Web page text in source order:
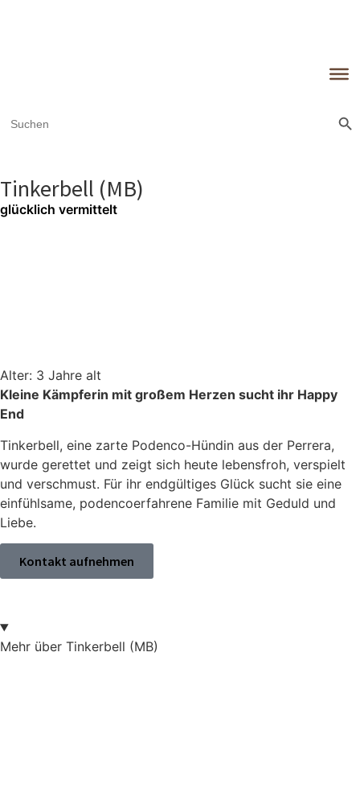
for:
Tinkerbell (MB)
glücklich vermittelt
Alter: 3 Jahre alt
Kleine Kämpferin mit großem Herzen sucht ihr Happy
End
Tinkerbell, eine zarte Podenco-Hündin aus der Perrera,
wurde gerettet und zeigt sich heute lebensfroh, verspielt
und verschmust. Für ihr endgültiges Glück sucht sie eine
einfühlsame, podencoerfahrene Familie mit Geduld und
Liebe.
Kontakt aufnehmen
Mehr über Tinkerbell (MB)